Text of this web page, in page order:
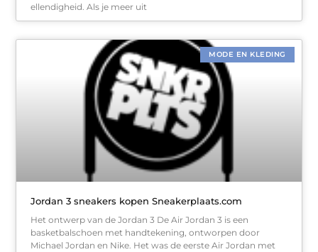
ellendigheid. Als je meer uit
MODE EN KLEDING
Jordan 3 sneakers kopen Sneakerplaats.com
Het ontwerp van de Jordan 3 De Air Jordan 3 is een
basketbalschoen met handtekening, ontworpen door
Michael Jordan en Nike. Het was de eerste Air Jordan met